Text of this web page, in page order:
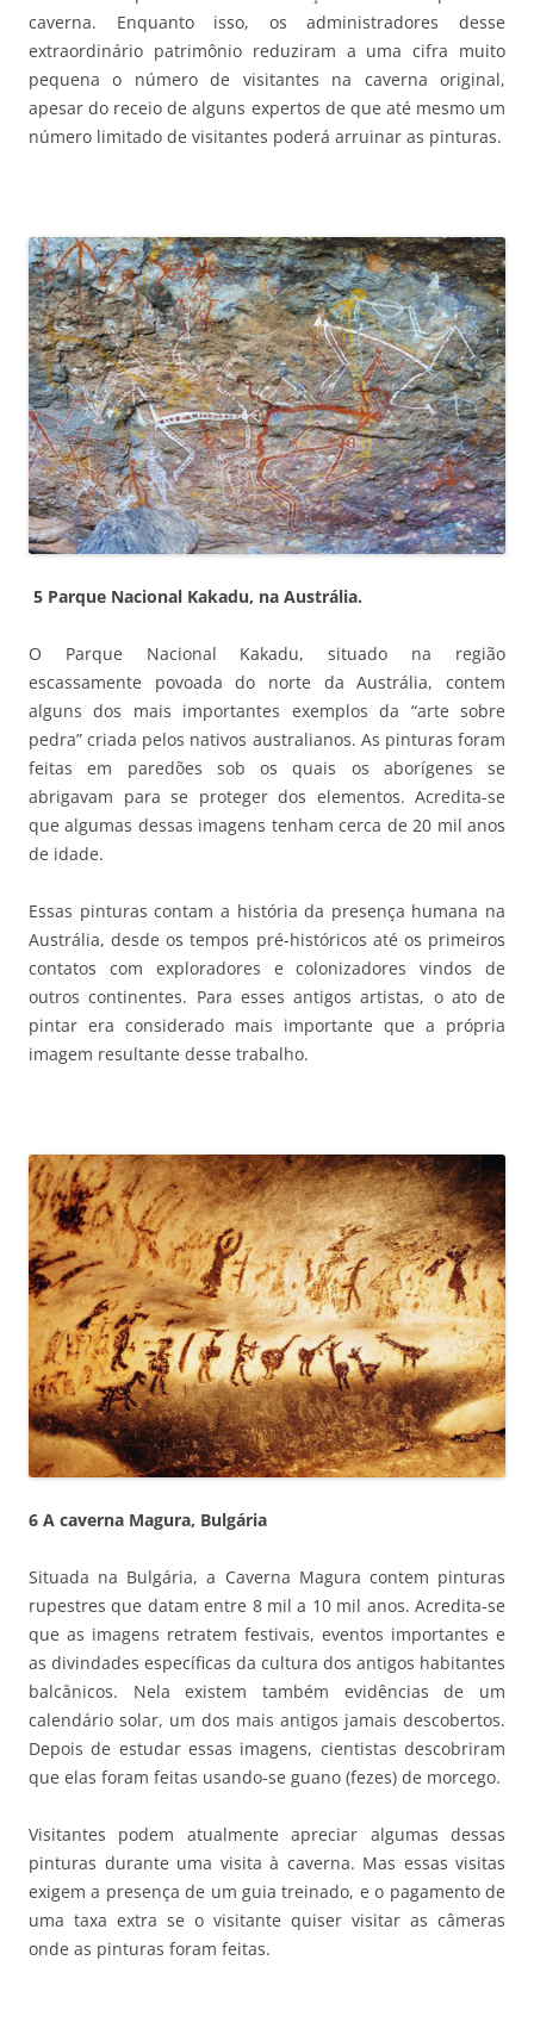
caverna. Enquanto isso, os administradores desse
extraordinário patrimônio reduziram a uma cifra muito
pequena o número de visitantes na caverna original,
apesar do receio de alguns expertos de que até mesmo um
número limitado de visitantes poderá arruinar as pinturas.
5 Parque Nacional Kakadu, na Austrália.
O Parque Nacional Kakadu, situado na região
escassamente povoada do norte da Austrália, contem
alguns dos mais importantes exemplos da “arte sobre
pedra” criada pelos nativos australianos. As pinturas foram
feitas em paredões sob os quais os aborígenes se
abrigavam para se proteger dos elementos. Acredita-se
que algumas dessas imagens tenham cerca de 20 mil anos
de idade.
Essas pinturas contam a história da presença humana na
Austrália, desde os tempos pré-históricos até os primeiros
contatos com exploradores e colonizadores vindos de
outros continentes. Para esses antigos artistas, o ato de
pintar era considerado mais importante que a própria
imagem resultante desse trabalho.
6 A caverna Magura, Bulgária
Situada na Bulgária, a Caverna Magura contem pinturas
rupestres que datam entre 8 mil a 10 mil anos. Acredita-se
que as imagens retratem festivais, eventos importantes e
as divindades específicas da cultura dos antigos habitantes
balcânicos. Nela existem também evidências de um
calendário solar, um dos mais antigos jamais descobertos.
Depois de estudar essas imagens, cientistas descobriram
que elas foram feitas usando-se guano (fezes) de morcego.
Visitantes podem atualmente apreciar algumas dessas
pinturas durante uma visita à caverna. Mas essas visitas
exigem a presença de um guia treinado, e o pagamento de
uma taxa extra se o visitante quiser visitar as câmeras
onde as pinturas foram feitas.